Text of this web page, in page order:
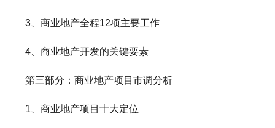
3、商业地产全程12项主要工作
4、商业地产开发的关键要素
第三部分：商业地产项目市调分析
1、商业地产项目十大定位